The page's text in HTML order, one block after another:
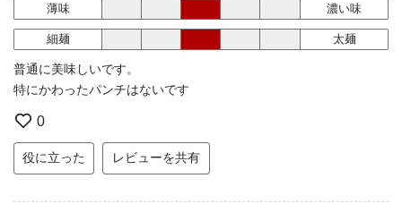
薄味 濃い味
細麺 太麺
普通に美味しいです。
特にかわったパンチはないです
0
役に立った レビューを共有